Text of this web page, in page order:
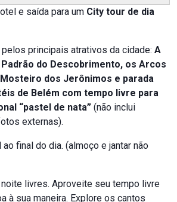
e saída para um City tour de dia
principais atrativos da cidade: A
do Descobrimento, os Arcos
Mosteiro dos Jerônimos e parada
de Belém com tempo livre para
“pastel de nata” (não inclui
externas).
final do dia. (almoço e jantar não
livres. Aproveite seu tempo livre
à sua maneira. Explore os cantos